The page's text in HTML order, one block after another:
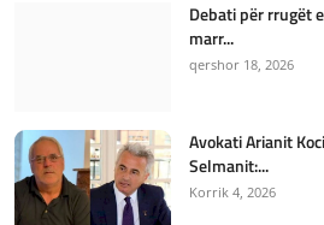
Debati për rrugët
marr...
qershor 18, 2026
Avokati Arianit
Selmanit:...
Korrik 4, 2026